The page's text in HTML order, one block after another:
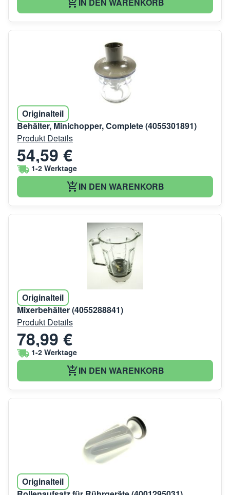
Originalteil
Behälter, Minichopper, Complete (4055301891)
Produkt Details
54,59 €
1-2 Werktage
IN DEN WARENKORB
Originalteil
Mixerbehälter (4055288841)
Produkt Details
78,99 €
1-2 Werktage
IN DEN WARENKORB
Originalteil